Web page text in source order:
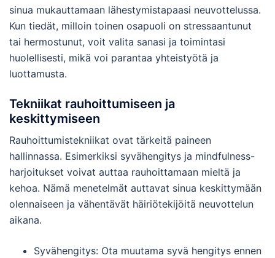
sinua mukauttamaan lähestymistapaasi neuvottelussa.
Kun tiedät, milloin toinen osapuoli on stressaantunut
tai hermostunut, voit valita sanasi ja toimintasi
huolellisesti, mikä voi parantaa yhteistyötä ja
luottamusta.
Tekniikat rauhoittumiseen ja
keskittymiseen
Rauhoittumistekniikat ovat tärkeitä paineen
hallinnassa. Esimerkiksi syvähengitys ja mindfulness-
harjoitukset voivat auttaa rauhoittamaan mieltä ja
kehoa. Nämä menetelmät auttavat sinua keskittymään
olennaiseen ja vähentävät häiriötekijöitä neuvottelun
aikana.
Syvähengitys: Ota muutama syvä hengitys ennen